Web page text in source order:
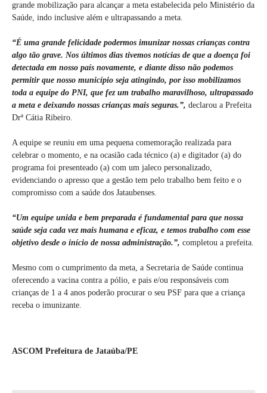
grande mobilização para alcançar a meta estabelecida pelo Ministério da
Saúde, indo inclusive além e ultrapassando a meta.
“É uma grande felicidade podermos imunizar nossas crianças contra
algo tão grave. Nos últimos dias tivemos notícias de que a doença foi
detectada em nosso país novamente, e diante disso não podemos
permitir que nosso município seja atingindo, por isso mobilizamos
toda a equipe do PNI, que fez um trabalho maravilhoso, ultrapassado
a meta e deixando nossas crianças mais seguras.”, declarou a Prefeita
Drª Cátia Ribeiro.
A equipe se reuniu em uma pequena comemoração realizada para
celebrar o momento, e na ocasião cada técnico (a) e digitador (a) do
programa foi presenteado (a) com um jaleco personalizado,
evidenciando o apresso que a gestão tem pelo trabalho bem feito e o
compromisso com a saúde dos Jataubenses.
“Um equipe unida e bem preparada é fundamental para que nossa
saúde seja cada vez mais humana e eficaz, e temos trabalho com esse
objetivo desde o início de nossa administração.”, completou a prefeita.
Mesmo com o cumprimento da meta, a Secretaria de Saúde continua
oferecendo a vacina contra a pólio, e pais e/ou responsáveis com
crianças de 1 a 4 anos poderão procurar o seu PSF para que a criança
receba o imunizante.
ASCOM Prefeitura de Jataúba/PE